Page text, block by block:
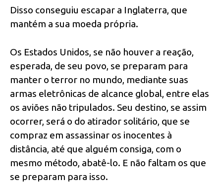
Disso conseguiu escapar a Inglaterra, que
mantém a sua moeda própria.
Os Estados Unidos, se não houver a reação,
esperada, de seu povo, se preparam para
manter o terror no mundo, mediante suas
armas eletrônicas de alcance global, entre elas
os aviões não tripulados. Seu destino, se assim
ocorrer, será o do atirador solitário, que se
compraz em assassinar os inocentes à
distância, até que alguém consiga, com o
mesmo método, abatê-lo. E não faltam os que
se preparam para isso.